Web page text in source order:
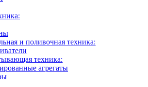
и поливочная техника:
техника:
агрегаты